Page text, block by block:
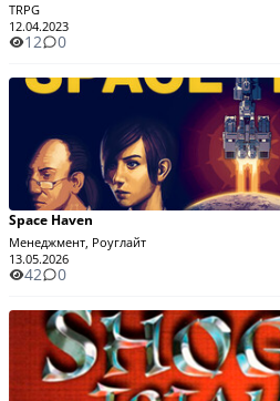
TRPG
12.04.2023
12 0
Space Haven
Менеджмент, Роуглайт
13.05.2026
42 0